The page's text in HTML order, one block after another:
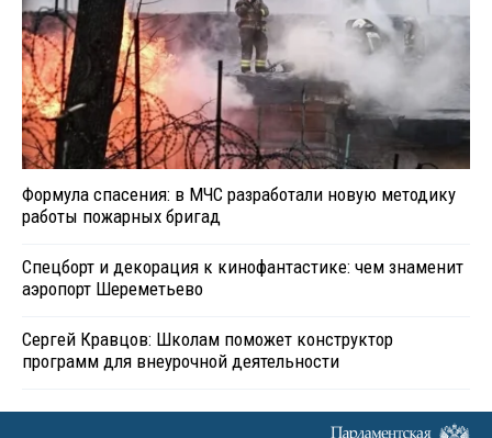
Формула спасения: в МЧС разработали новую методику
работы пожарных бригад
Спецборт и декорация к кинофантастике: чем знаменит
аэропорт Шереметьево
Сергей Кравцов: Школам поможет конструктор
программ для внеурочной деятельности